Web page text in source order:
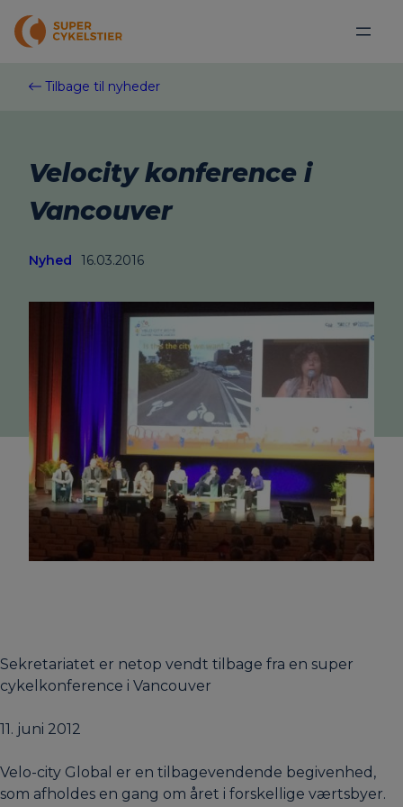
indhold
Tilbage til nyheder
Velocity konference i
Vancouver
Nyhed 16.03.2016
Sekretariatet er netop vendt tilbage fra en super
cykelkonference i Vancouver
11. juni 2012
Velo-city Global er en tilbagevendende begivenhed,
som afholdes en gang om året i forskellige værtsbyer.